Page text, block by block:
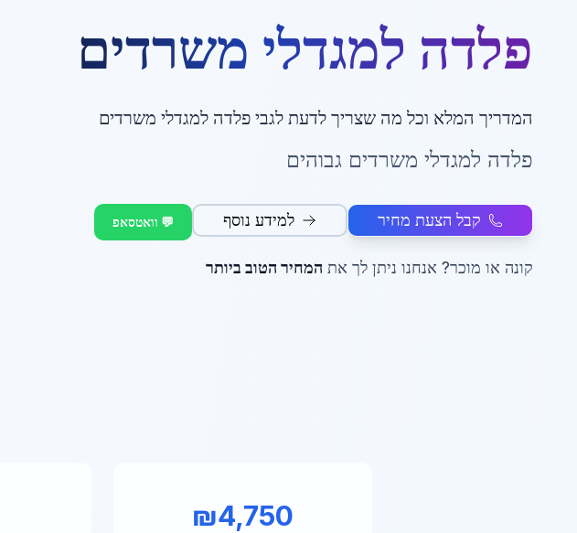
פלדה למגדלי משרדים
המדריך המלא וכל מה שצריך לדעת לגבי פלדה למגדלי משרדים
פלדה למגדלי משרדים גבוהים
קבל הצעת מחיר למידע נוסף 💬 וואטסאפ
קונה או מוכר? אנחנו ניתן לך את המחיר הטוב ביותר
₪4,750